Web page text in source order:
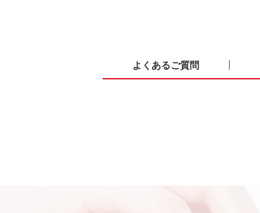
よくあるご質問